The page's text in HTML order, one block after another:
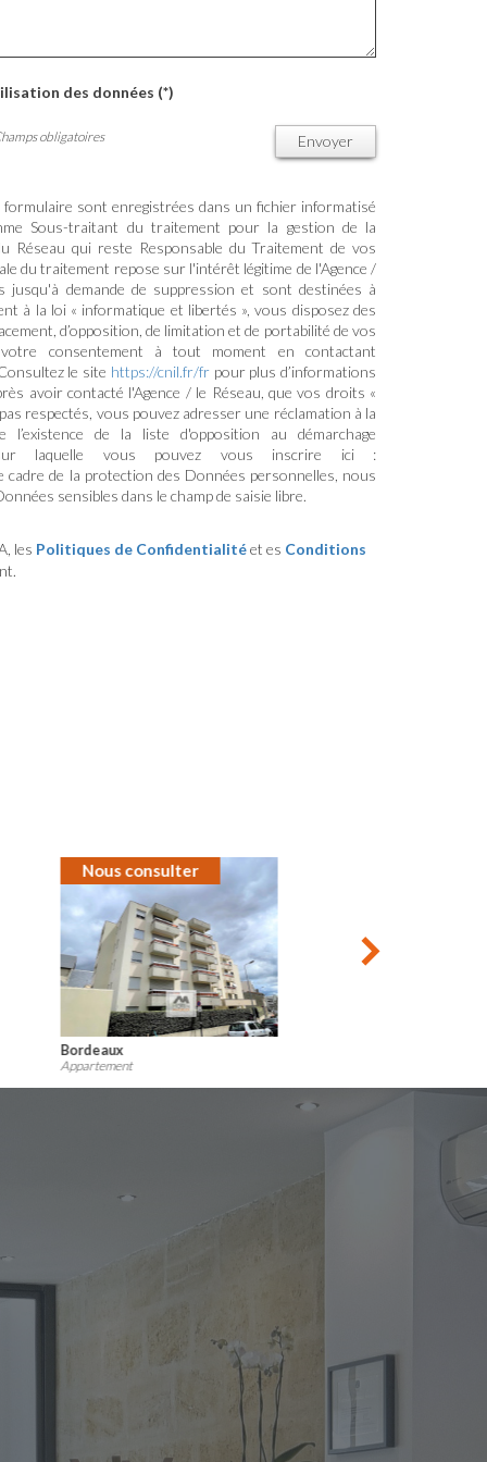
des données (*)
Envoyer
obligatoires
sont enregistrées dans un fichier informatisé
Sous-traitant du traitement pour la gestion de la
Réseau qui reste Responsable du Traitement de vos
du traitement repose sur l'intérêt légitime de l'Agence /
jusqu'à demande de suppression et sont destinées à
à la loi « informatique et libertés », vous disposez des
d’opposition, de limitation et de portabilité de vos
consentement à tout moment en contactant
le site https://cnil.fr/frpour plus d’informations
avoir contacté l'Agence / le Réseau, que vos droits «
respectés, vous pouvez adresser une réclamation à la
de la liste d'opposition au démarchage
laquelle vous pouvez vous inscrire ici :
cadre de la protection des Données personnelles, nous
sensibles dans le champ de saisie libre.
les Politiques de Confidentialitéet es Conditions
Nous consulter
bordeaux
Appartement